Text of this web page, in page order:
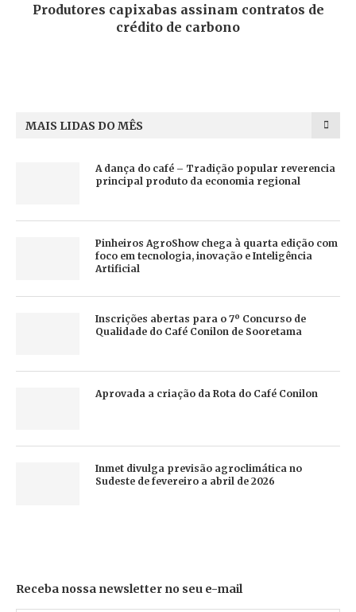
Produtores capixabas assinam contratos de
crédito de carbono
MAIS LIDAS DO MÊS
A dança do café – Tradição popular reverencia
principal produto da economia regional
Pinheiros AgroShow chega à quarta edição com
foco em tecnologia, inovação e Inteligência
Artificial
Inscrições abertas para o 7º Concurso de
Qualidade do Café Conilon de Sooretama
Aprovada a criação da Rota do Café Conilon
Inmet divulga previsão agroclimática no
Sudeste de fevereiro a abril de 2026
Receba nossa newsletter no seu e-mail